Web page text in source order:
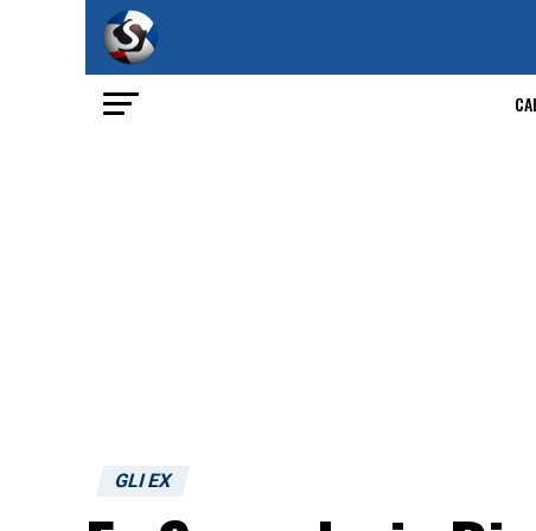
GLI EX